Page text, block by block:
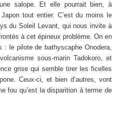
salope. Et elle pourrait bien, à
tout entier. C’est du moins le
du Soleil Levant, qui nous invite à
à cet épineux problème. On en
: le pilote de bathyscaphe Onodera,
sous-marin Tadokoro, et
grise qui semble tirer les ficelles
Ceux-ci, et bien d’autres, vont
fou qu’est la disparition à terme de